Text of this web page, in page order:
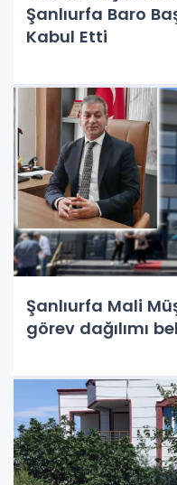
Şanlıurfa Baro
Kabul Etti
Şanlıurfa Mali
görev dağılımı